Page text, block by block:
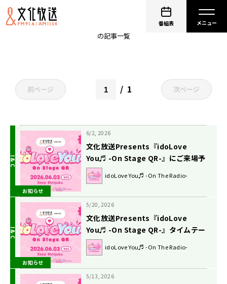
番組表
の記事一覧
前ページ 1 次ページ
お知らせ
6/2, 2026
文化放送Presents『idoLove
You♬ -On Stage QR-』にご来場予
定の皆様へ公演開催に関するお知ら
せ
idoLove You♬ -On The Radio-
お知らせ
5/20, 2026
文化放送Presents『idoLove
You♬ -On Stage QR-』タイムテー
ブル発表！
idoLove You♬ -On The Radio-
5/13, 2026